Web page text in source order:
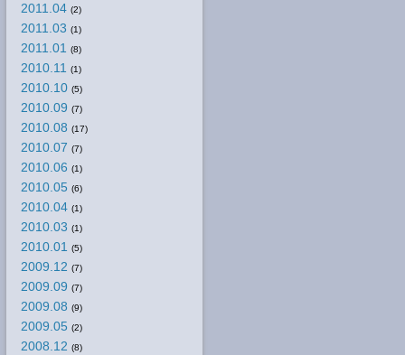
2011.04 (2)
2011.03 (1)
2011.01 (8)
2010.11 (1)
2010.10 (5)
2010.09 (7)
2010.08 (17)
2010.07 (7)
2010.06 (1)
2010.05 (6)
2010.04 (1)
2010.03 (1)
2010.01 (5)
2009.12 (7)
2009.09 (7)
2009.08 (9)
2009.05 (2)
2008.12 (8)